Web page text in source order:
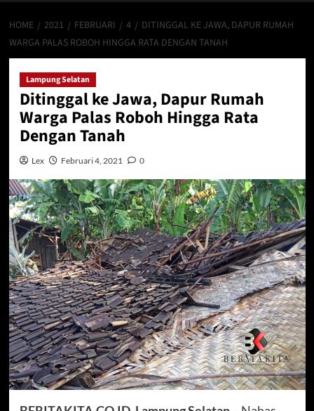
HOME 2021 FEBRUARI 4
DITINGGAL KE JAWA, DAPUR RUMAH
WARGA PALAS ROBOH HINGGA RATA DENGAN TANAH
Lampung Selatan
Ditinggal ke Jawa, Dapur Rumah
Warga Palas Roboh Hingga Rata
Dengan Tanah
Lex Februari 4, 2021 0